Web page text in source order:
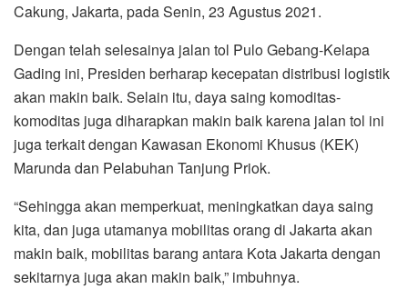
Cakung, Jakarta, pada Senin, 23 Agustus 2021.
Dengan telah selesainya jalan tol Pulo Gebang-Kelapa
Gading ini, Presiden berharap kecepatan distribusi logistik
akan makin baik. Selain itu, daya saing komoditas-
komoditas juga diharapkan makin baik karena jalan tol ini
juga terkait dengan Kawasan Ekonomi Khusus (KEK)
Marunda dan Pelabuhan Tanjung Priok.
“Sehingga akan memperkuat, meningkatkan daya saing
kita, dan juga utamanya mobilitas orang di Jakarta akan
makin baik, mobilitas barang antara Kota Jakarta dengan
sekitarnya juga akan makin baik,” imbuhnya.